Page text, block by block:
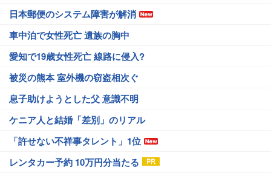
日本郵便のシステム障害が解消
車中泊で女性死亡 遺族の胸中
愛知で19歳女性死亡 線路に侵入?
被災の熊本 室外機の窃盗相次ぐ
息子助けようとした父 意識不明
ケニア人と結婚「差別」のリアル
「許せない不祥事タレント」1位
レンタカー予約 10万円分当たる